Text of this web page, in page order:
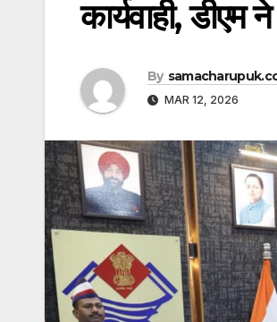
कार्यवाही, डीएम
By
MAR 12, 2026